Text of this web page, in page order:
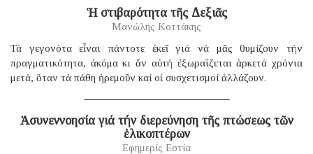
Ἡ στιβαρότητα τῆς Δεξιᾶς
Μανώλης Κοττάκης
Τά γεγονότα εἶναι πάντοτε ἐκεῖ γιά νά μᾶς θυμίζουν τήν
πραγματικότητα, ἀκόμα κι ἄν αὐτή ἐξωραΐζεται ἀρκετά χρόνια
μετά, ὅταν τά πάθη ἠρεμοῦν καί οἱ συσχετισμοί ἀλλάζουν.
Ἀσυνεννοησία γιά τήν διερεύνηση τῆς πτώσεως τῶν
ἑλικοπτέρων
Εφημερίς Εστία